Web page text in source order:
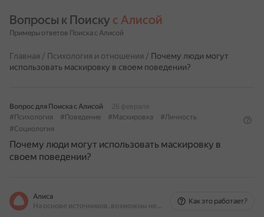
Вопросы к Поиску с Алисой
Примеры ответов Поиска с Алисой
Главная / Психология и отношения / Почему люди могут
использовать маскировку в своем поведении?
Вопрос для Поиска с Алисой
26 февраля
#Психология
#Поведение #Маскировка
#Личность
#Социология
Почему люди могут использовать маскировку в
своем поведении?
Алиса
На основе источников, возможны неточности
Как это работает?